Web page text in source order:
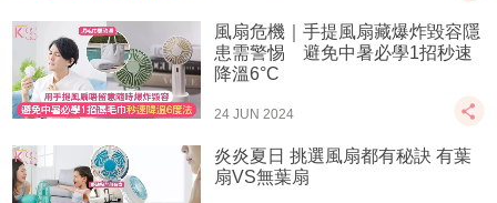
風扇危機｜手提風扇藏爆炸毀容隱
患需警惕 避免中暑必學1招秒速
降溫6°C
24 JUN 2024
炎炎夏日 挑選風扇都有秘訣 有葉
扇VS無葉扇